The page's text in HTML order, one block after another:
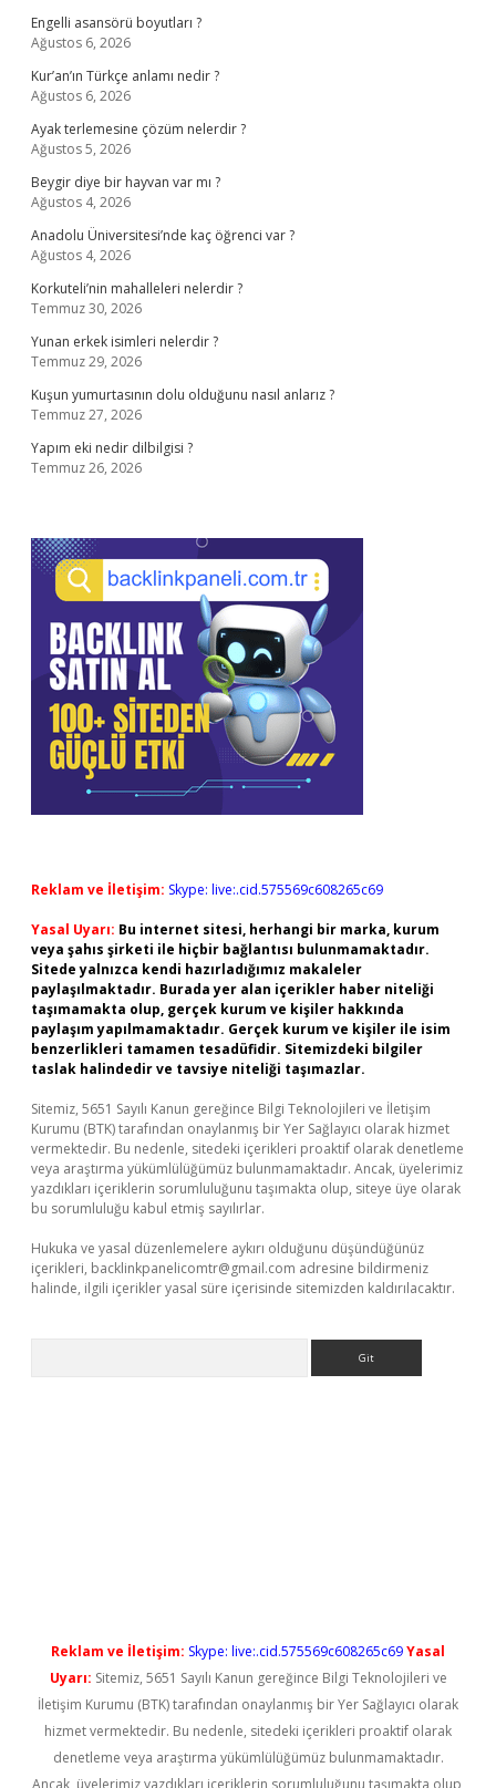
Engelli asansörü boyutları ?
Ağustos 6, 2026
Kur’an’ın Türkçe anlamı nedir ?
Ağustos 6, 2026
Ayak terlemesine çözüm nelerdir ?
Ağustos 5, 2026
Beygir diye bir hayvan var mı ?
Ağustos 4, 2026
Anadolu Üniversitesi’nde kaç öğrenci var ?
Ağustos 4, 2026
Korkuteli’nin mahalleleri nelerdir ?
Temmuz 30, 2026
Yunan erkek isimleri nelerdir ?
Temmuz 29, 2026
Kuşun yumurtasının dolu olduğunu nasıl anlarız ?
Temmuz 27, 2026
Yapım eki nedir dilbilgisi ?
Temmuz 26, 2026
Reklam ve İletişim: Skype: live:.cid.575569c608265c69
Yasal Uyarı: Bu internet sitesi, herhangi bir marka, kurum
veya şahıs şirketi ile hiçbir bağlantısı bulunmamaktadır.
Sitede yalnızca kendi hazırladığımız makaleler
paylaşılmaktadır. Burada yer alan içerikler haber niteliği
taşımamakta olup, gerçek kurum ve kişiler hakkında
paylaşım yapılmamaktadır. Gerçek kurum ve kişiler ile isim
benzerlikleri tamamen tesadüfidir. Sitemizdeki bilgiler
taslak halindedir ve tavsiye niteliği taşımazlar.
Sitemiz, 5651 Sayılı Kanun gereğince Bilgi Teknolojileri ve İletişim
Kurumu (BTK) tarafından onaylanmış bir Yer Sağlayıcı olarak hizmet
vermektedir. Bu nedenle, sitedeki içerikleri proaktif olarak denetleme
veya araştırma yükümlülüğümüz bulunmamaktadır. Ancak, üyelerimiz
yazdıkları içeriklerin sorumluluğunu taşımakta olup, siteye üye olarak
bu sorumluluğu kabul etmiş sayılırlar.
Hukuka ve yasal düzenlemelere aykırı olduğunu düşündüğünüz
içerikleri, backlinkpanelicomtr@gmail.com adresine bildirmeniz
halinde, ilgili içerikler yasal süre içerisinde sitemizden kaldırılacaktır.
Reklam ve İletişim: Skype: live:.cid.575569c608265c69Yasal
Uyarı: Sitemiz, 5651 Sayılı Kanun gereğince Bilgi Teknolojileri ve
İletişim Kurumu (BTK) tarafından onaylanmış bir Yer Sağlayıcı olarak
hizmet vermektedir. Bu nedenle, sitedeki içerikleri proaktif olarak
denetleme veya araştırma yükümlülüğümüz bulunmamaktadır.
Ancak, üyelerimiz yazdıkları içeriklerin sorumluluğunu taşımakta olup,